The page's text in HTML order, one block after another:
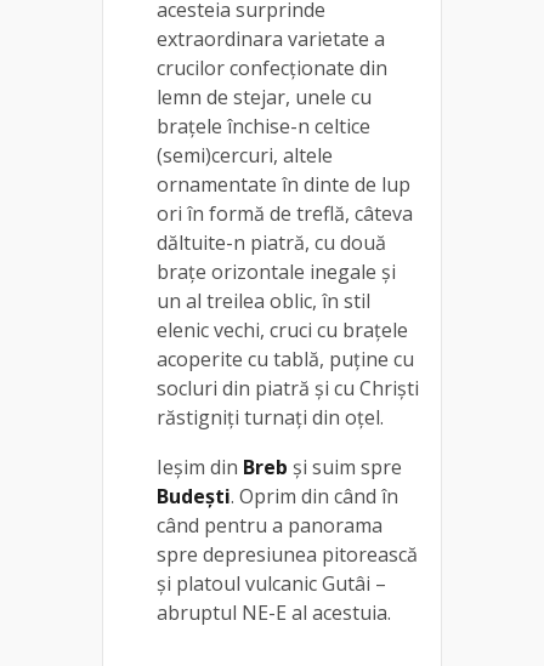
acesteia surprinde
extraordinara varietate a
crucilor confecţionate din
lemn de stejar, unele cu
braţele închise-n celtice
(semi)cercuri, altele
ornamentate în dinte de lup
ori în formă de treflă, câteva
dăltuite-n piatră, cu două
braţe orizontale inegale şi
un al treilea oblic, în stil
elenic vechi, cruci cu braţele
acoperite cu tablă, puţine cu
socluri din piatră şi cu Chrişti
răstigniţi turnaţi din oţel.
Ieșim din Breb și suim spre
Budeşti. Oprim din când în
când pentru a panorama
spre depresiunea pitorească
și platoul vulcanic Gutâi –
abruptul NE-E al acestuia.